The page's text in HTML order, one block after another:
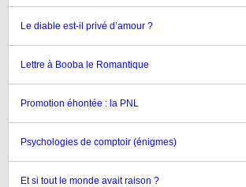
Le diable est-il privé d’amour ?
Lettre à Booba le Romantique
Promotion éhontée : la PNL
Psychologies de comptoir (énigmes)
Et si tout le monde avait raison ?